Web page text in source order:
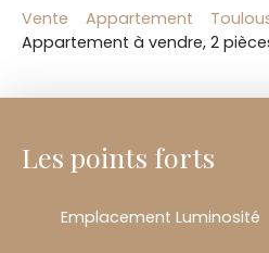
Vente Appartement
Appartement à vendre, 2
Les points forts
Emplacement Luminosité